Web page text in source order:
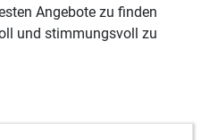
Angebote zu finden
und stimmungsvoll zu